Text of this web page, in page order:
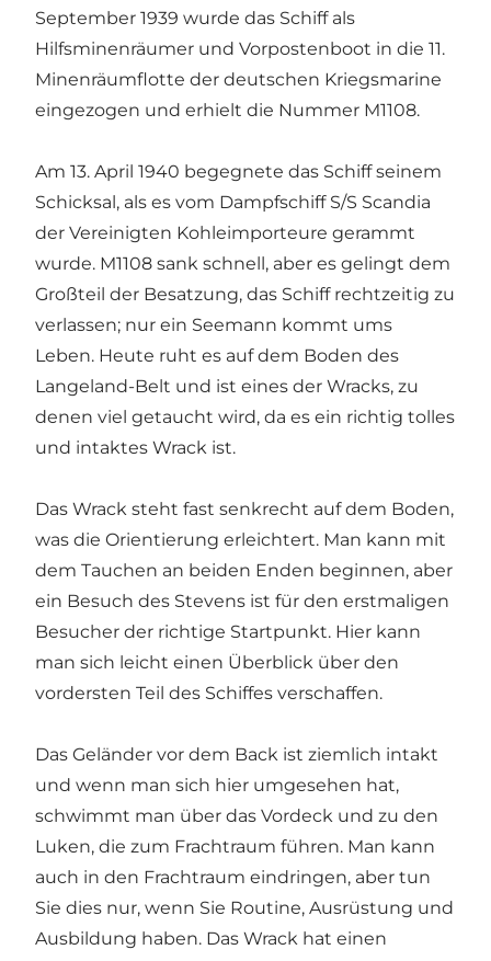
September 1939 wurde das Schiff als
Hilfsminenräumer und Vorpostenboot in die 11.
Minenräumflotte der deutschen Kriegsmarine
eingezogen und erhielt die Nummer M1108.
Am 13. April 1940 begegnete das Schiff seinem
Schicksal, als es vom Dampfschiff S/S Scandia
der Vereinigten Kohleimporteure gerammt
wurde. M1108 sank schnell, aber es gelingt dem
Großteil der Besatzung, das Schiff rechtzeitig zu
verlassen; nur ein Seemann kommt ums
Leben. Heute ruht es auf dem Boden des
Langeland-Belt und ist eines der Wracks, zu
denen viel getaucht wird, da es ein richtig tolles
und intaktes Wrack ist.
Das Wrack steht fast senkrecht auf dem Boden,
was die Orientierung erleichtert. Man kann mit
dem Tauchen an beiden Enden beginnen, aber
ein Besuch des Stevens ist für den erstmaligen
Besucher der richtige Startpunkt. Hier kann
man sich leicht einen Überblick über den
vordersten Teil des Schiffes verschaffen.
Das Geländer vor dem Back ist ziemlich intakt
und wenn man sich hier umgesehen hat,
schwimmt man über das Vordeck und zu den
Luken, die zum Frachtraum führen. Man kann
auch in den Frachtraum eindringen, aber tun
Sie dies nur, wenn Sie Routine, Ausrüstung und
Ausbildung haben. Das Wrack hat einen